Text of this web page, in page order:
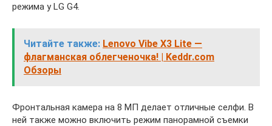
режима у LG G4.
Читайте также: Lenovo Vibe X3 Lite —
флагманская облегченочка! | Keddr.com
Обзоры
Фронтальная камера на 8 МП делает отличные селфи. В
ней также можно включить режим панорамной съемки